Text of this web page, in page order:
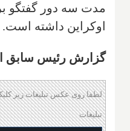
مدت سه دور گفتگو
اوکراین داشته است.
گزارش رئیس سابق
لطفا روی عکس تبلیغات زیر
تبلیغات